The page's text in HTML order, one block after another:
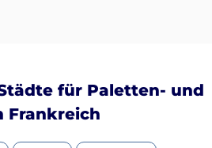
für Paletten- und
Frankreich